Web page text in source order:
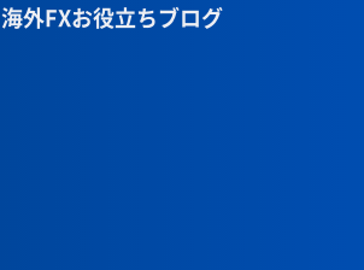
海外FXお役立ちブログ